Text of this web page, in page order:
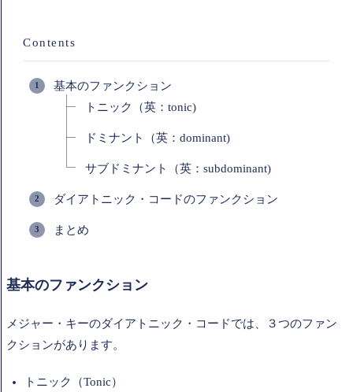
Contents
基本のファンクション
トニック（英：tonic)
ドミナント（英：dominant)
サブドミナント（英：subdominant)
ダイアトニック・コードのファンクション
まとめ
基本のファンクション
メジャー・キーのダイアトニック・コードでは、３つのファン
クションがあります。
トニック（Tonic）